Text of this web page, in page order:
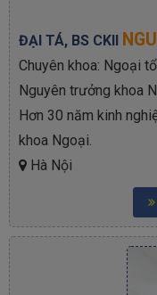
ĐẠI TÁ, BS CKII
Chuyên khoa: Ngoại
Nguyên trưởng khoa
Hơn 30 năm kinh
khoa Ngoại.
Hà Nội